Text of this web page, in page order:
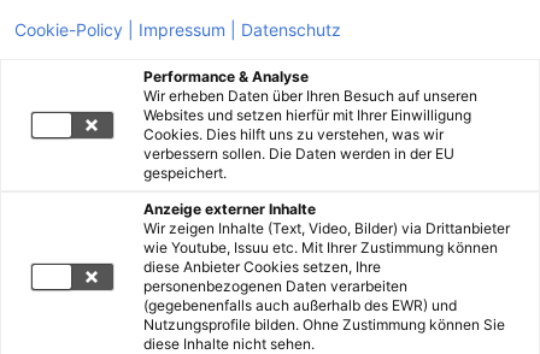
Cookie-Policy | Impressum | Datenschutz
Performance & Analyse
Wir erheben Daten über Ihren Besuch auf unseren
Websites und setzen hierfür mit Ihrer Einwilligung
Cookies. Dies hilft uns zu verstehen, was wir
verbessern sollen. Die Daten werden in der EU
gespeichert.
Anzeige externer Inhalte
Wir zeigen Inhalte (Text, Video, Bilder) via Drittanbieter
wie Youtube, Issuu etc. Mit Ihrer Zustimmung können
diese Anbieter Cookies setzen, Ihre
personenbezogenen Daten verarbeiten
(gegebenenfalls auch außerhalb des EWR) und
Nutzungsprofile bilden. Ohne Zustimmung können Sie
diese Inhalte nicht sehen.